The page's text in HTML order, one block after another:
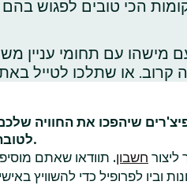
הכי טובים לפגוש
עם תחומי עניין
שיהפכו את החוויה
לטובה פי אלף.
חשבון. תוודאו שאתם